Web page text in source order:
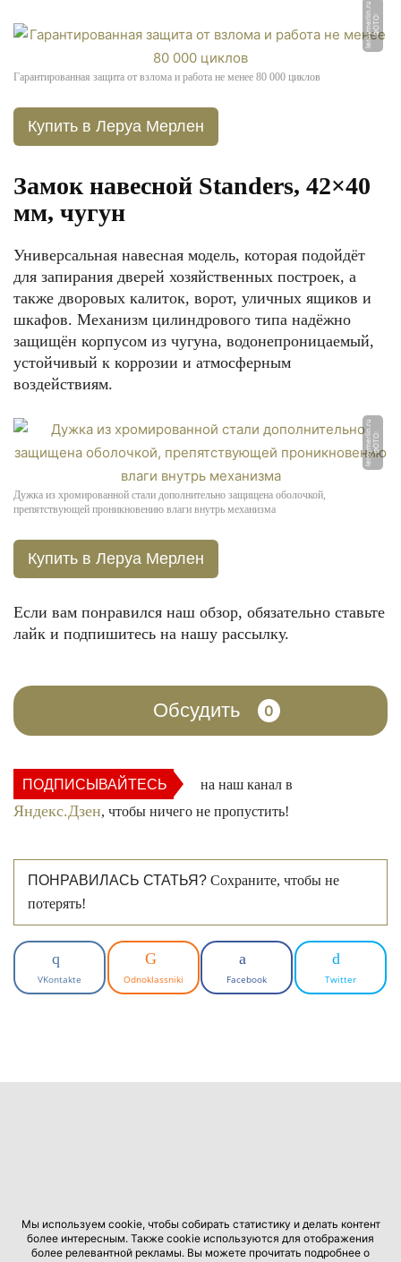
Ф
О
Т
О:
l
e
r
o
y
m
e
rli
n.
r
u
Гарантированная защита от взлома и работа не менее 80 000 циклов
Купить в Леруа Мерлен
Замок навесной Standers, 42×40
мм, чугун
Универсальная навесная модель, которая подойдёт
для запирания дверей хозяйственных построек, а
также дворовых калиток, ворот, уличных ящиков и
шкафов. Механизм цилиндрового типа надёжно
защищён корпусом из чугуна, водонепроницаемый,
устойчивый к коррозии и атмосферным
воздействиям.
Ф
О
Т
О:
l
e
r
o
y
m
e
rli
n.
r
u
Дужка из хромированной стали дополнительно защищена оболочкой,
препятствующей проникновению влаги внутрь механизма
Купить в Леруа Мерлен
Если вам понравился наш обзор, обязательно ставьте
лайк и подпишитесь на нашу рассылку.
Обсудить 0
ПОДПИСЫВАЙТЕСЬ на наш канал в
Яндекс.Дзен, чтобы ничего не пропустить!
ПОНРАВИЛАСЬ СТАТЬЯ? Сохраните, чтобы не
потерять!
VKontakte Odnoklassniki Facebook Twitter
Мы используем cookie, чтобы собирать статистику и делать контент
более интересным. Также cookie используются для отображения
более релевантной рекламы. Вы можете прочитать подробнее о